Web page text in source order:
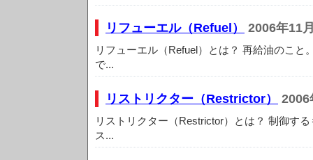
リフューエル（Refuel） 2006年11
リフューエル（Refuel）とは？ 再給油のこと
で...
リストリクター（Restrictor） 2006
リストリクター（Restrictor）とは？ 制御す
ス...